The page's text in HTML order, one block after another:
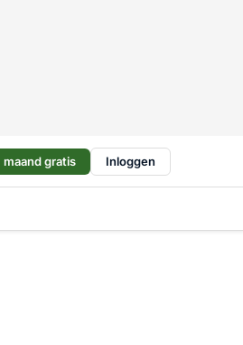
maand gratis Inloggen